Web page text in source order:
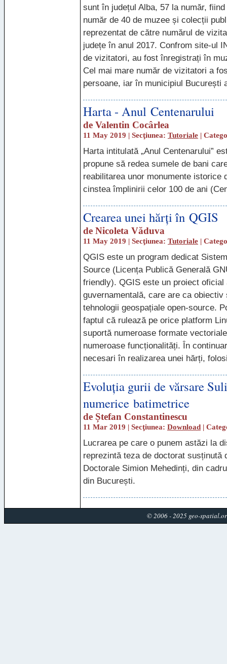
sunt în județul Alba, 57 la număr,
număr de 40 de muzee și colecții
reprezentat de către numărul de
județe în anul 2017. Confrom site-ul
de vizitatori, au fost înregistrați în
Cel mai mare număr de vizitatori a
persoane, iar în municipiul București
Harta - Anul Centenarului
de Valentin Cocârlea
11 May 2019 | Secţiunea: Tutoriale |
Harta intitulată „Anul Centenarului”
propune să redea sumele de bani
reabilitarea unor monumente istorice
cinstea împlinirii celor 100 de ani
Crearea unei hărți în QGIS
de Nicoleta Văduva
11 May 2019 | Secţiunea: Tutoriale |
QGIS este un program dedicat
Source (Licența Publică Generală
friendly). QGIS este un proiect
guvernamentală, care are ca
tehnologii geospațiale open-source.
faptul că rulează pe orice platform
suportă numeroase formate
numeroase funcționalități. În
necesari în realizarea unei hărți,
Evoluția gurii de vărsare
numerice batimetrice
de Ștefan Constantinescu
11 Mar 2019 | Secţiunea: Download |
Lucrarea pe care o punem astăzi la
reprezintă teza de doctorat
Doctorale Simion Mehedinți, din
din București.
© 2006 - 2025 geo-